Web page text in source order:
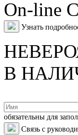
On-line
Узнать
В
обязательны для
Связь с